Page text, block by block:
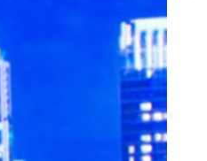
900 VA. Pelonggaran
wabah corona lewat
2020) berikut.